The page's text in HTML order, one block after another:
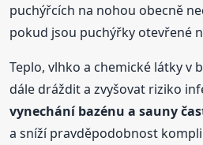
puchýřcích na nohou obecně
pokud jsou puchýřky otevřené
Teplo, vlhko a chemické látky v
dále dráždit a zvyšovat riziko
vynechání bazénu a sauny
a sníží pravděpodobnost